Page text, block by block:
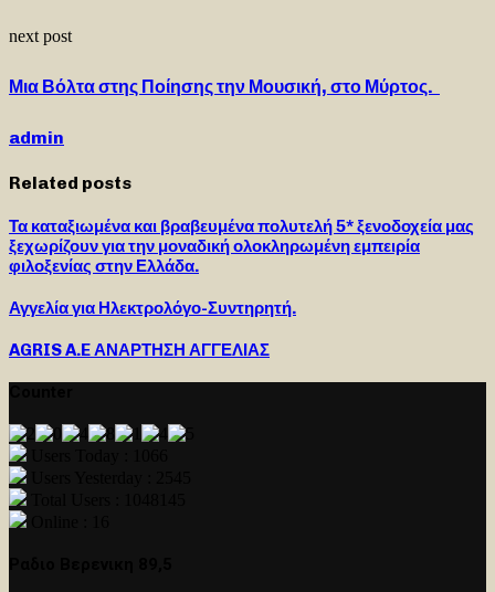
next post
Μια Βόλτα στης Ποίησης την Μουσική, στο Μύρτος.
admin
Related posts
Τα καταξιωμένα και βραβευμένα πολυτελή 5* ξενοδοχεία μας
ξεχωρίζουν για την μοναδική ολοκληρωμένη εμπειρία
φιλοξενίας στην Ελλάδα.
Αγγελία για Ηλεκτρολόγο-Συντηρητή.
AGRIS A.E ΑΝΑΡΤΗΣΗ ΑΓΓΕΛΙΑΣ